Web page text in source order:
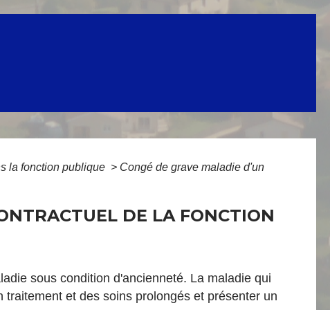
la fonction publique > Congé de grave maladie d'un
DE LA FONCTION
sous condition d'ancienneté. La maladie qui
et des soins prolongés et présenter un